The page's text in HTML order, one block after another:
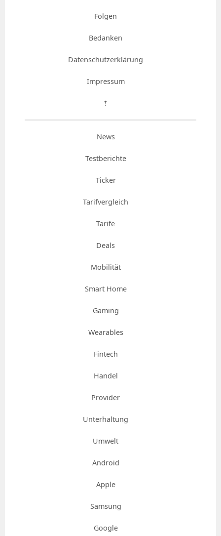
Folgen
Bedanken
Datenschutzerklärung
Impressum
⇡
News
Testberichte
Ticker
Tarifvergleich
Tarife
Deals
Mobilität
Smart Home
Gaming
Wearables
Fintech
Handel
Provider
Unterhaltung
Umwelt
Android
Apple
Samsung
Google